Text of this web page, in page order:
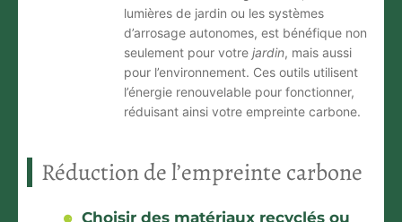
lumières de jardin ou les systèmes
d’arrosage autonomes, est bénéfique non
seulement pour votre jardin, mais aussi
pour l’environnement. Ces outils utilisent
l’énergie renouvelable pour fonctionner,
réduisant ainsi votre empreinte carbone.
Réduction de l’empreinte carbone
Choisir des matériaux recyclés ou